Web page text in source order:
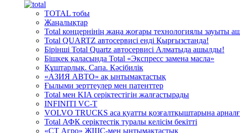
TOTAL тобы
Жаңалықтар
Total концернінің жаңа жоғары технологиялы зауыты
Total QUARTZ автосервисі енді Қырғызстанда!
Бірінші Total Quartz автосервисі Алматыда ашылды!
Бішкек қаласында Total «Экспресс замена масла»
Құштарлық. Сапа. Кәсібилік
«АЗИЯ АВТО» ақ ынтымақтастық
Ғылыми зерттеулер мен патенттер
Total мен KIA серіктестігін жалғастырады
INFINITI VC-T
VOLVO TRUCKS аса қуатты қозғалтқыштарына
Total АФК серіктестік туралы келісім бекітті
«СТ Агро» ЖШС-мен ынтымақтастық